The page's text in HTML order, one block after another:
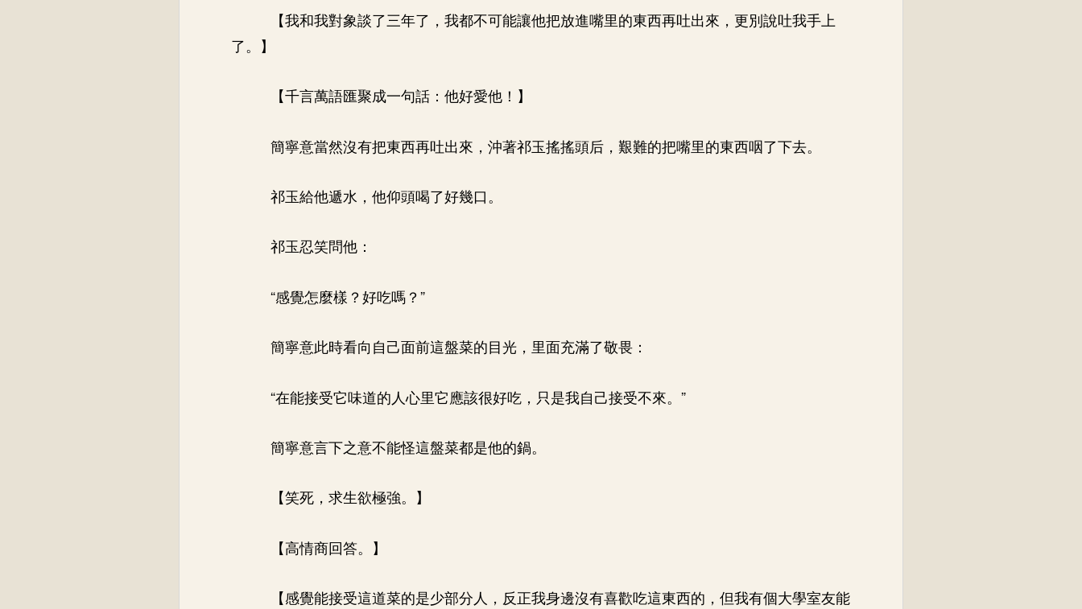
【我和我對象談了三年了，我都不可能讓他把放進嘴里的東西再吐出來，更別說吐我手上
了。】
【千言萬語匯聚成一句話：他好愛他！】
簡寧意當然沒有把東西再吐出來，沖著祁玉搖搖頭后，艱難的把嘴里的東西咽了下去。
祁玉給他遞水，他仰頭喝了好幾口。
祁玉忍笑問他：
“感覺怎麼樣？好吃嗎？”
簡寧意此時看向自己面前這盤菜的目光，里面充滿了敬畏：
“在能接受它味道的人心里它應該很好吃，只是我自己接受不來。”
簡寧意言下之意不能怪這盤菜都是他的鍋。
【笑死，求生欲極強。】
【高情商回答。】
【感覺能接受這道菜的是少部分人，反正我身邊沒有喜歡吃這東西的，但我有個大學室友能